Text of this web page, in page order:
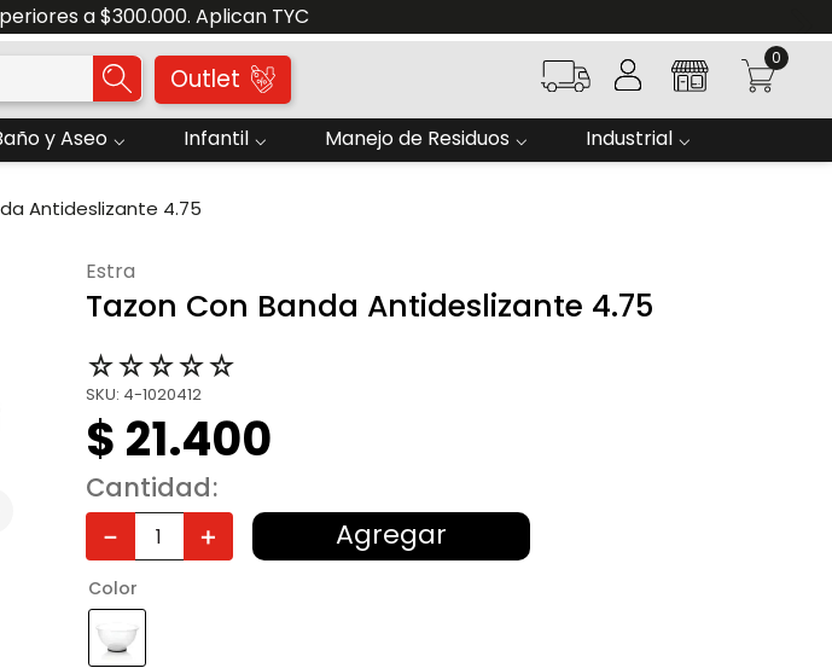
a $300.000. Aplican TYC
Outlet
0
y Aseo Infantil Manejo de Residuos Industrial
Antideslizante 4.75
estra
Tazon Con Banda Antideslizante 4.75
☆☆☆☆☆
SKU: 4-1020412
$ 21.400
Cantidad
＋
－ Agregar
Color